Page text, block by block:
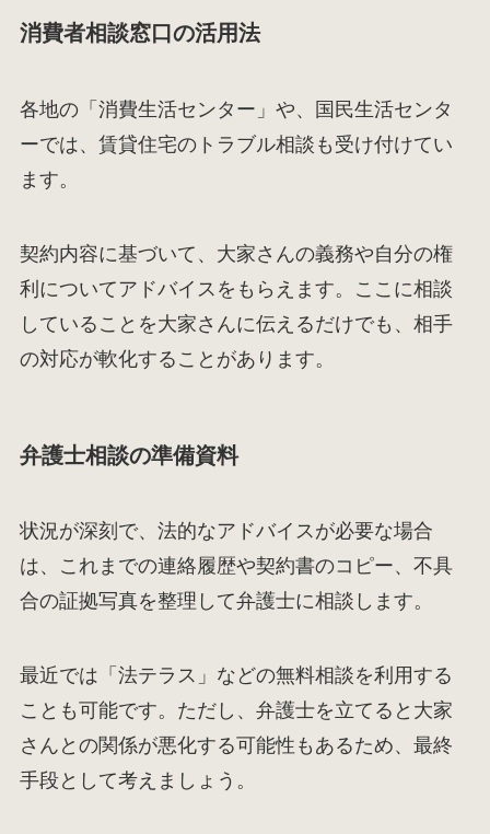
消費者相談窓口の活用法
各地の「消費生活センター」や、国民生活センタ
ーでは、賃貸住宅のトラブル相談も受け付けてい
ます。
契約内容に基づいて、大家さんの義務や自分の権
利についてアドバイスをもらえます。ここに相談
していることを大家さんに伝えるだけでも、相手
の対応が軟化することがあります。
弁護士相談の準備資料
状況が深刻で、法的なアドバイスが必要な場合
は、これまでの連絡履歴や契約書のコピー、不具
合の証拠写真を整理して弁護士に相談します。
最近では「法テラス」などの無料相談を利用する
ことも可能です。ただし、弁護士を立てると大家
さんとの関係が悪化する可能性もあるため、最終
手段として考えましょう。